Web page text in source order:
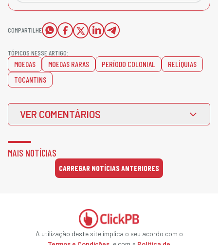
COMPARTILHE
TÓPICOS NESSE ARTIGO:
MOEDAS MOEDAS RARAS PERÍODO COLONIAL
RELÍQUIAS
TOCANTINS
VER COMENTÁRIOS
MAIS NOTÍCIAS
CARREGAR NOTÍCIAS ANTERIORES
A utilização deste site implica o seu acordo com o